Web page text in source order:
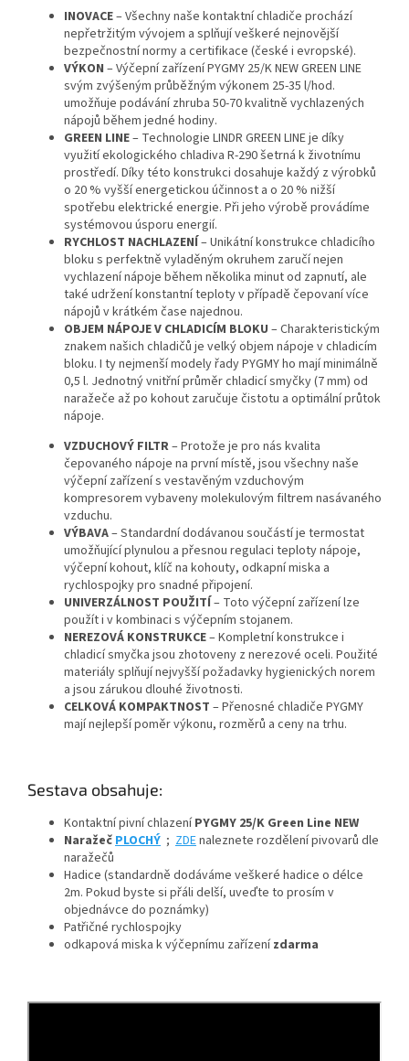
INOVACE– Všechny naše kontaktní chladiče prochází
nepřetržitým vývojem a splňují veškeré nejnovější
bezpečnostní normy a certifikace (české i evropské).
VÝKON – Výčepní zařízení PYGMY 25/K NEW GREEN LINE
svým zvýšeným průběžným výkonem 25-35 l/hod.
umožňuje podávání zhruba 50-70 kvalitně vychlazených
nápojů během jedné hodiny.
GREEN LINE– Technologie LINDR GREEN LINE je díky
využití ekologického chladiva R-290 šetrná k životnímu
prostředí. Díky této konstrukci dosahuje každý z výrobků
o 20 % vyšší energetickou účinnost a o 20 % nižší
spotřebu elektrické energie. Při jeho výrobě provádíme
systémovou úsporu energií.
RYCHLOST NACHLAZENÍ– Unikátní konstrukce chladicího
bloku s perfektně vyladěným okruhem zaručí nejen
vychlazení nápoje během několika minut od zapnutí, ale
také udržení konstantní teploty v případě čepovaní více
nápojů v krátkém čase najednou.
OBJEM NÁPOJE V CHLADICÍM BLOKU – Charakteristickým
znakem našich chladičů je velký objem nápoje v chladicím
bloku. I ty nejmenší modely řady PYGMY ho mají minimálně
0,5 l. Jednotný vnitřní průměr chladicí smyčky (7 mm) od
naražeče až po kohout zaručuje čistotu a optimální průtok
nápoje.
VZDUCHOVÝ FILTR– Protože je pro nás kvalita
čepovaného nápoje na první místě, jsou všechny naše
výčepní zařízení s vestavěným vzduchovým
kompresorem vybaveny molekulovým filtrem nasávaného
vzduchu.
VÝBAVA– Standardní dodávanou součástí je termostat
umožňující plynulou a přesnou regulaci teploty nápoje,
výčepní kohout, klíč na kohouty, odkapní miska a
rychlospojky pro snadné připojení.
UNIVERZÁLNOST POUŽITÍ– Toto výčepní zařízení lze
použít i v kombinaci s výčepním stojanem.
NEREZOVÁ KONSTRUKCE– Kompletní konstrukce i
chladicí smyčka jsou zhotoveny z nerezové oceli. Použité
materiály splňují nejvyšší požadavky hygienických norem
a jsou zárukou dlouhé životnosti.
CELKOVÁ KOMPAKTNOST – Přenosné chladiče PYGMY
mají nejlepší poměr výkonu, rozměrů a ceny na trhu.
Sestava obsahuje:
Kontaktní pivní chlazeníPYGMY 25/K Green Line NEW
NaražečPLOCHÝ ; ZDEnaleznete rozdělení pivovarů dle
naražečů
Hadice (standardně dodáváme veškeré hadice o délce
2m. Pokud byste si přáli delší, uveďte to prosím v
objednávce do poznámky)
Patřičné rychlospojky
odkapová miska k výčepnímu zařízenízdarma